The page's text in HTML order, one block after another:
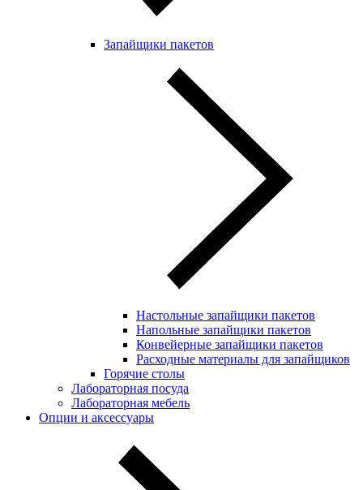
Запайщики пакетов
Настольные запайщики пакетов
Напольные запайщики пакетов
Конвейерные запайщики пакетов
Расходные материалы для запайщиков
Горячие столы
Лабораторная посуда
Лабораторная мебель
Опции и аксессуары